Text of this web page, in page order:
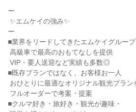
ー
ー
■業界をリードしてきたエムケイグループ
■既存プランではなく、お客様お一人
■クルマ好き・旅好き・観光が趣味・